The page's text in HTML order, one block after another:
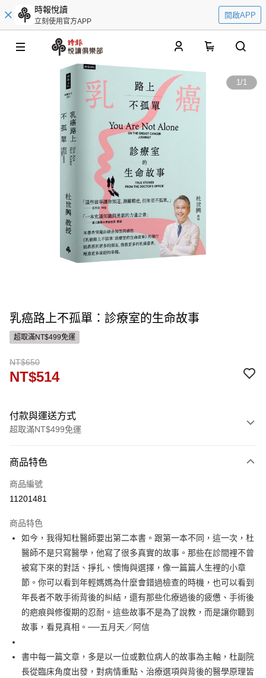
時報悅讀
立刻使用官方APP
開啟APP
1/1
乳癌路上不孤單：診療室的生命故事
超取滿NT$499免運
NT$650
NT$514
付款與運送方式
超取滿NT$499免運
信用卡一次付款
運送方式
付款後全家取貨
每筆NT$60，滿NT$499(含以上)免運費
付款後7-11取貨
每筆NT$60，滿NT$499(含以上)免運費
宅配
每筆NT$100，滿NT$499(含以上)免運費
商品特色
商品編號
11201481
商品特色
如今，我得知杜醫師要出第二本書。跟第一本不同，這一次，杜
醫師不是只寫醫學，他寫了很多真實的故事。那些在診間裡不曾
被寫下來的對話、掙扎、懊悔與選擇，像一篇篇人生裡的小章
節。你可以看到年輕媽媽為什麼會錯過檢查的時機，也可以看到
年長者不敢手術背後的糾結，還有那些化療過後的疲憊、手術後
的疤痕與修復期的忍耐。這些故事不是為了說教，而是讓你聽到
故事，看見真相。──五月天／阿信
書中每一篇文章，多是以一位或數位病人的故事為主軸，杜副院
長從臨床角度出發，對病情重點、治療選項與背後的醫學原理皆